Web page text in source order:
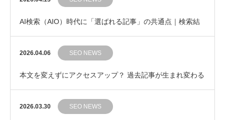
AI検索（AIO）時代に「選ばれる記事」の共通点｜検索結
果の“その先”を提示するライティング
2026.04.06 SEO NEWS
本文を変えずにアクセスアップ？ 過去記事が生まれ変わる
「タイトル修正」3つのポイント
2026.03.30 SEO NEWS